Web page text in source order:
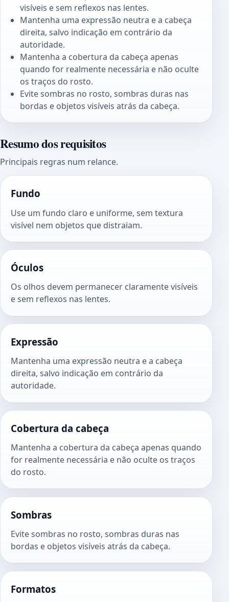
visíveis e sem reflexos nas lentes.
Mantenha uma expressão neutra e a cabeça
direita, salvo indicação em contrário da
autoridade.
Mantenha a cobertura da cabeça apenas
quando for realmente necessária e não oculte
os traços do rosto.
Evite sombras no rosto, sombras duras nas
bordas e objetos visíveis atrás da cabeça.
Resumo dos requisitos
Principais regras num relance.
Fundo
Use um fundo claro e uniforme, sem textura
visível nem objetos que distraiam.
Óculos
Os olhos devem permanecer claramente visíveis
e sem reflexos nas lentes.
Expressão
Mantenha uma expressão neutra e a cabeça
direita, salvo indicação em contrário da
autoridade.
Cobertura da cabeça
Mantenha a cobertura da cabeça apenas quando
for realmente necessária e não oculte os traços
do rosto.
Sombras
Evite sombras no rosto, sombras duras nas
bordas e objetos visíveis atrás da cabeça.
Formatos